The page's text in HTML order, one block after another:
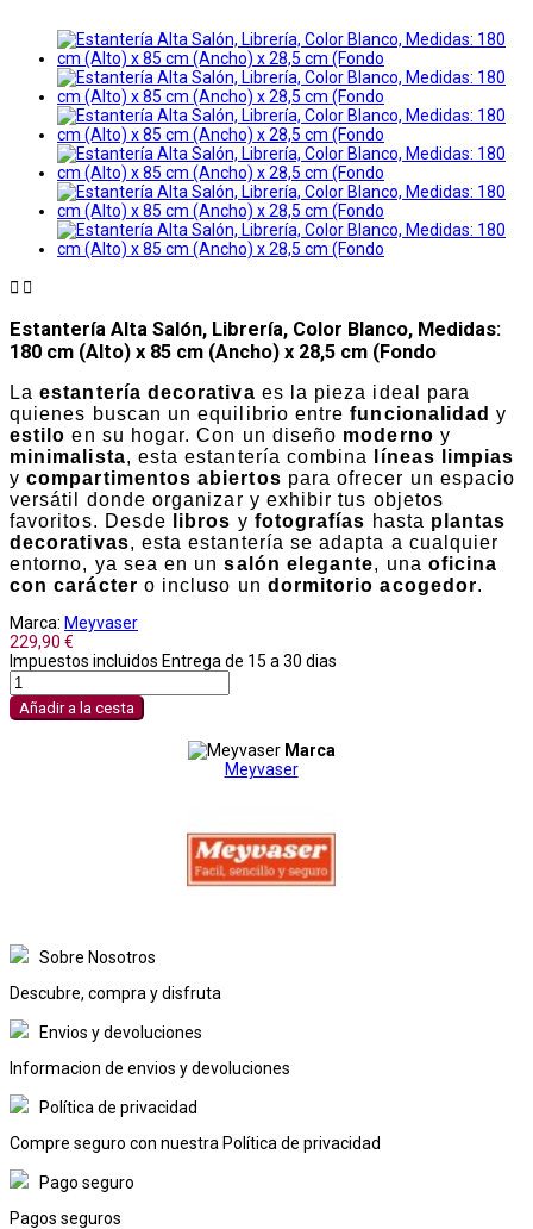
 
Estantería Alta Salón, Librería, Color Blanco, Medidas:
180 cm (Alto) x 85 cm (Ancho) x 28,5 cm (Fondo
Laestantería decorativa es la pieza ideal para
quienes buscan un equilibrio entrefuncionalidad y
estilo en su hogar. Con un diseño moderno y
minimalista, esta estantería combina
líneas limpias
ycompartimentos abiertos para ofrecer un espacio
versátil donde organizar y exhibir tus objetos
favoritos. Desde
libros y fotografías hasta plantas
decorativas, esta estantería se adapta a cualquier
entorno, ya sea en unsalón elegante, una oficina
con carácter o incluso un dormitorio acogedor.
Marca: Meyvaser
229,90 €
Impuestos incluidos Entrega de 15 a 30 dias
Añadir a la cesta
Marca
Meyvaser
Sobre Nosotros
Descubre, compra y disfruta
Envios y devoluciones
Informacion de envios y devoluciones
Política de privacidad
Compre seguro con nuestra Política de privacidad
Pago seguro
Pagos seguros